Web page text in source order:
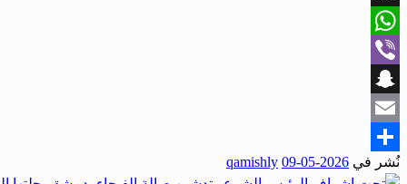
X
WhatsApp
Viber
Snapchat
Email
Share
نُشر في 2026-05-09
qamishly